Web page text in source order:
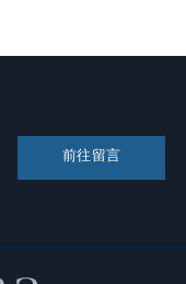
前往留言